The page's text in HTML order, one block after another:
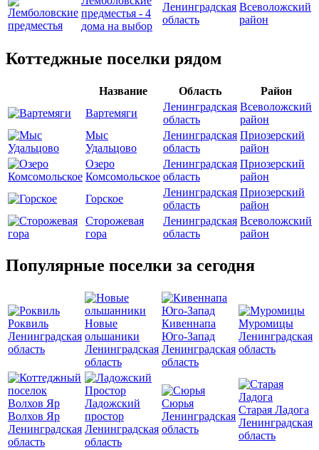
предместья - 4
дома на выбор
Ленинградская
область
Всеволожский
район
Коттеджные поселки рядом
Название Область
Район
Вартемяги
Ленинградская
область
Всеволожский
район
Мыс
Удальцово
Ленинградская
область
Приозерский
район
Озеро
Комсомольское
Ленинградская
область
Приозерский
район
Горское
Ленинградская
область
Приозерский
район
Сторожевая
гора
Ленинградская
область
Всеволожский
район
Популярные поселки за сегодня
Роквиль
Ленинградская
область
Новые
ольшаники
Ленинградская
область
Кивеннапа
Юго-Запад
Ленинградская
область
Муромицы
Ленинградская
область
Волхов Яр
Ленинградская
область
Ладожский
простор
Ленинградская
область
Сюрья
Ленинградская
область
Старая Ладога
Ленинградская
область